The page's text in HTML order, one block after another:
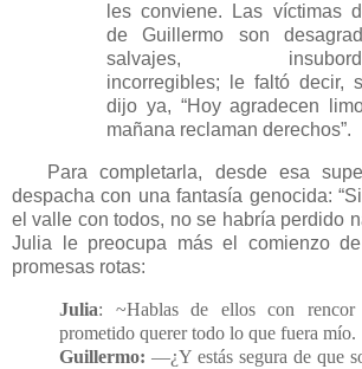
les conviene. Las víctimas
de Guillermo son
salvajes,
incorregibles; le faltó decir,
dijo ya, “Hoy agradecen
mañana reclaman derechos”.
Para completarla, desde esa
despacha con una fantasía genocida:
el valle con todos, no se habría perdido
Julia le preocupa más el comienzo
promesas rotas:
Julia: ~Hablas de ellos con
prometido querer todo lo que fuera mío.
Guillermo: —¿Y estás segura de que